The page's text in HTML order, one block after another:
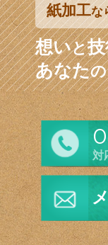
紙加工な
想いと
あなたの
対